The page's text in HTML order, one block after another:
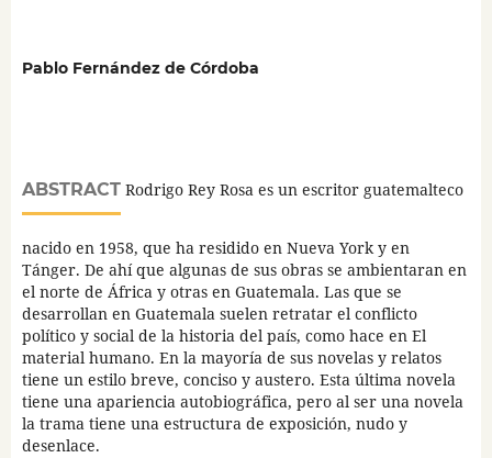
Pablo Fernández de Córdoba
ABSTRACTRodrigo Rey Rosa es un escritor guatemalteco
nacido en 1958, que ha residido en Nueva York y en
Tánger. De ahí que algunas de sus obras se ambientaran en
el norte de África y otras en Guatemala. Las que se
desarrollan en Guatemala suelen retratar el conflicto
político y social de la historia del país, como hace en El
material humano. En la mayoría de sus novelas y relatos
tiene un estilo breve, conciso y austero. Esta última novela
tiene una apariencia autobiográfica, pero al ser una novela
la trama tiene una estructura de exposición, nudo y
desenlace.